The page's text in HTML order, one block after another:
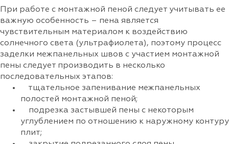
При работе с монтажной пеной следует учитывать ее
важную особенность – пена является
чувствительным материалом к воздействию
солнечного света (ультрафиолета), поэтому процесс
заделки межпанельных швов с участием монтажной
пены следует производить в несколько
последовательных этапов:
тщательное запенивание межпанельных
полостей монтажной пеной;
подрезка застывшей пены с некоторым
углублением по отношению к наружному контуру
плит;